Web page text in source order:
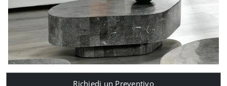
Richiedi un Preventivo